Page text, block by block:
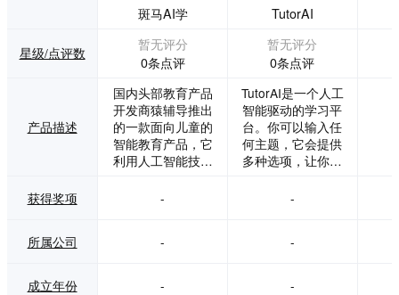
斑马AI学
TutorAI
星级/点评数
暂无评分
0条点评
暂无评分
0条点评
产品描述
国内头部教育产品
开发商猿辅导推出
的一款面向儿童的
智能教育产品，它
利用人工智能技术
TutorAI是一个人工
智能驱动的学习平
台。你可以输入任
何主题，它会提供
多种选项，让你可
获得奖项
- -
所属公司 - -
成立年份 - -